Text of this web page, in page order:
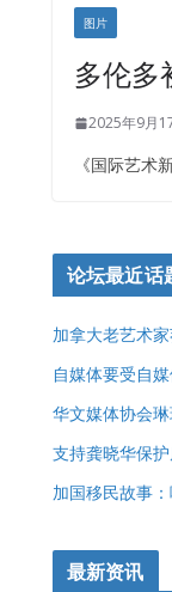
图片
多伦多
2025年9月
《国际艺术
论坛最近话
加拿大老艺术
自媒体要受自
华文媒体协会
支持龚晓华保
加国移民故事
最新资讯